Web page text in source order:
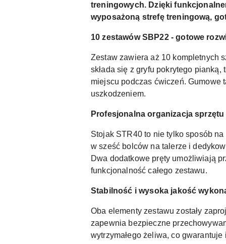
treningowych. Dzięki
wyposażoną strefę treningową,
10 zestawów SBP22 - gotowe
Zestaw zawiera aż 10 kompletnych
składa się z gryfu pokrytego
miejscu podczas ćwiczeń. Gumowe
uszkodzeniem.
Profesjonalna organizacja sprzętu
Stojak STR40 to nie tylko sposób
w sześć bolców na talerze i
Dwa dodatkowe pręty umożliwiają
funkcjonalność całego zestawu.
Stabilność i wysoka jakość
Oba elementy zestawu zostały
zapewnia bezpieczne
wytrzymałego żeliwa, co